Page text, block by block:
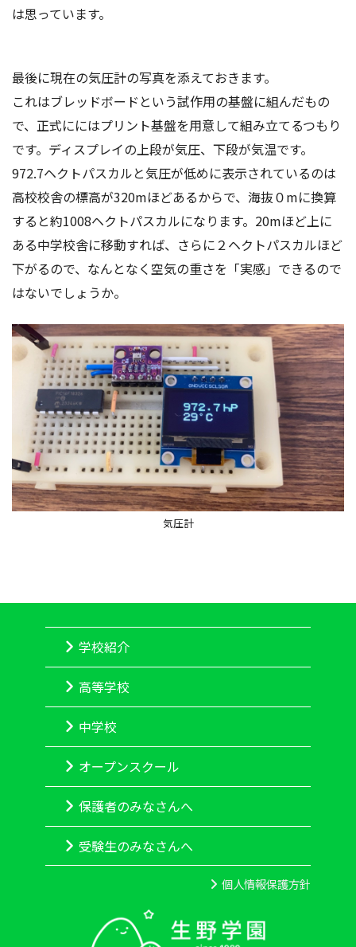
は思っています。
最後に現在の気圧計の写真を添えておきます。
これはブレッドボードという試作用の基盤に組んだもの
で、正式ににはプリント基盤を用意して組み立てるつもり
です。ディスプレイの上段が気圧、下段が気温です。
972.7ヘクトパスカルと気圧が低めに表示されているのは
高校校舎の標高が320mほどあるからで、海抜０mに換算
すると約1008ヘクトパスカルになります。20mほど上に
ある中学校舎に移動すれば、さらに２ヘクトパスカルほど
下がるので、なんとなく空気の重さを「実感」できるので
はないでしょうか。
気圧計
学校紹介
高等学校
中学校
オープンスクール
保護者のみなさんへ
受験生のみなさんへ
個人情報保護方針